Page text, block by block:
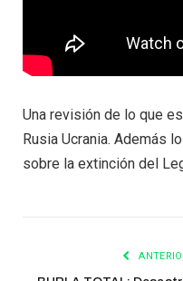
Una revisión de lo que
Rusia Ucrania. Además
sobre la extinción del